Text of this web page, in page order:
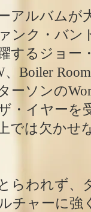
アルバムが
ンク・バン
するジョー
、Boiler
ソンの
・イヤーを
では欠かせ
らわれず、
チャーに強